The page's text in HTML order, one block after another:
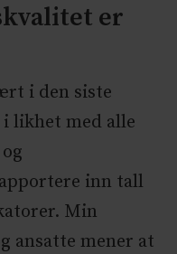
er
i den siste
likhet med alle
inn tall
Min
ansatte mener at